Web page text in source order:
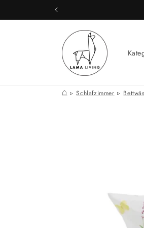
Inhalt
⌂ Schlafzimmer